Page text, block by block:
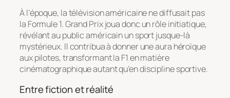
À l’époque, la télévision américaine ne diffusait pas
la Formule 1.Grand Prixjoua donc un rôle initiatique,
révélant au public américain un sport jusque-là
mystérieux. Il contribua à donner une aura héroïque
aux pilotes, transformant la F1 en matière
cinématographique autant qu’en discipline sportive.
Entre fiction et réalité